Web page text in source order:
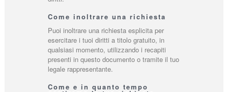
Come inoltrare una richiesta
Puoi inoltrare una richiesta esplicita per
esercitare i tuoi diritti a titolo gratuito, in
qualsiasi momento, utilizzando i recapiti
presenti in questo documento o tramite il tuo
legale rappresentante.
Come e in quanto tempo